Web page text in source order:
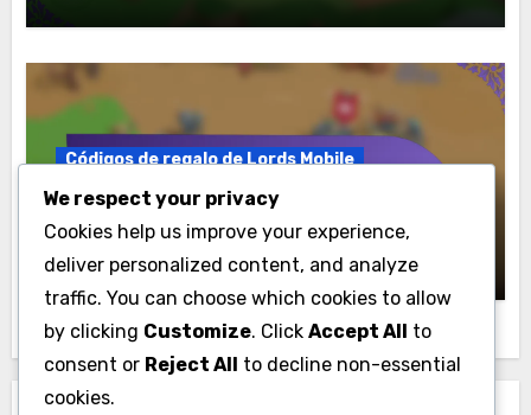
Códigos de regalo de Lords Mobile
Códigos de regalo de Lords Mobile para
el aniversario
Lila Hawthorne 09/03/2026
We respect your privacy
Cookies help us improve your experience,
deliver personalized content, and analyze
traffic. You can choose which cookies to allow
by clicking Customize. Click Accept All to
consent or Reject All to decline non-essential
cookies.